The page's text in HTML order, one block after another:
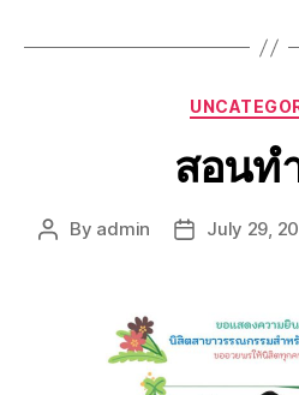
สอนท
By admin July 29,